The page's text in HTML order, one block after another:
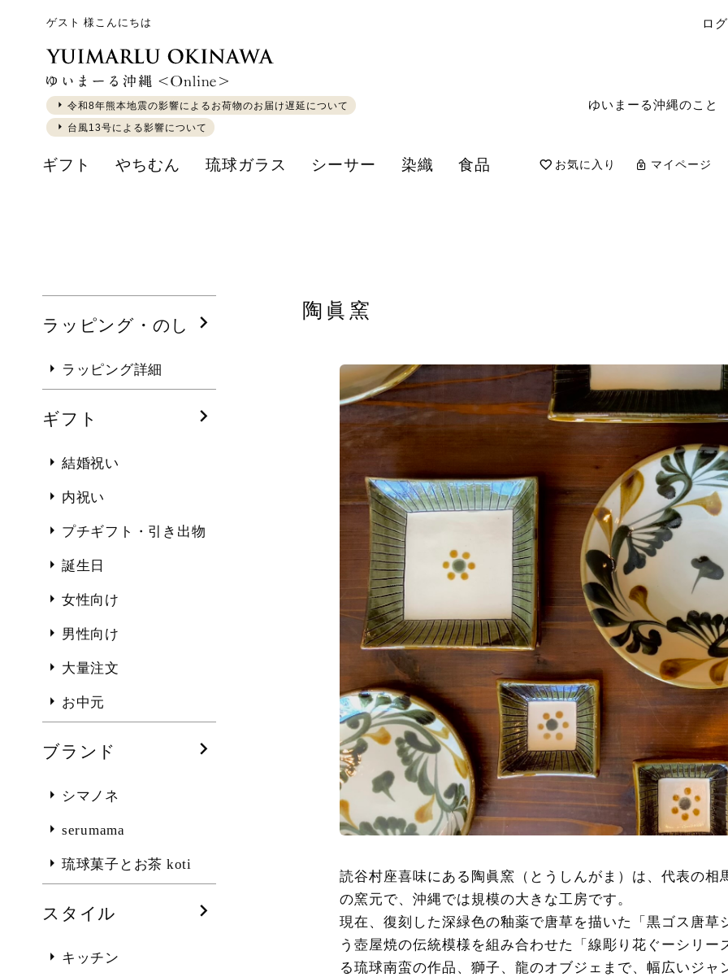
ゲスト 様こんにちは
令和8年熊本地震の影響によるお荷物のお届け遅延について
台風13号による影響について
ロ
ゆいまーる沖縄のこと
ギフト やちむん 琉球ガラス シーサー 染織 食品 お気に入り マイページ
ラッピング・のし
ラッピング詳細
ギフト
結婚祝い
内祝い
プチギフト・引き出物
誕生日
女性向け
男性向け
大量注文
お中元
ブランド
シマノネ
serumama
琉球菓子とお茶 koti
スタイル
キッチン
陶眞窯
読谷村座喜味にある陶眞窯（とうしんがま）は、代表の
の窯元で、沖縄では規模の大きな工房です。
現在、復刻した深緑色の釉薬で唐草を描いた「黒ゴス唐
う壺屋焼の伝統模様を組み合わせた「線彫り花ぐーシリ
る琉球南蛮の作品、獅子、龍のオブジェまで、幅広いジ